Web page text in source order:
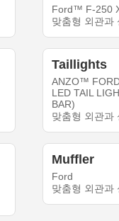
Ford™ F-250
맞춤형 외관과
Taillights
ANZO™
LED TAIL
BAR)
맞춤형 외관과
Muffler
Ford
맞춤형 외관과